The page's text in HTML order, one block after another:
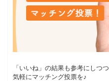
「いいね」の結果も参考にしつつ
気軽にマッチング投票を♪